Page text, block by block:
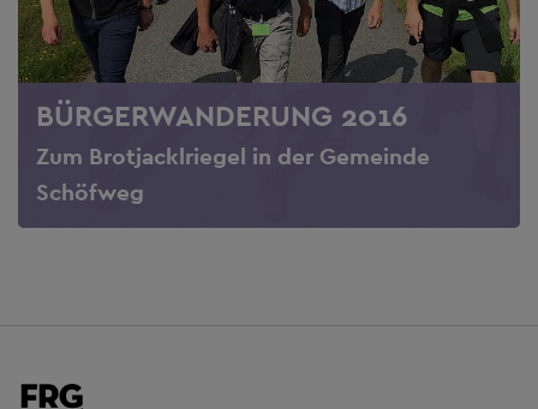
BÜRGERWANDERUNG 2016
Zum Brotjacklriegel in der Gemeinde
Schöfweg